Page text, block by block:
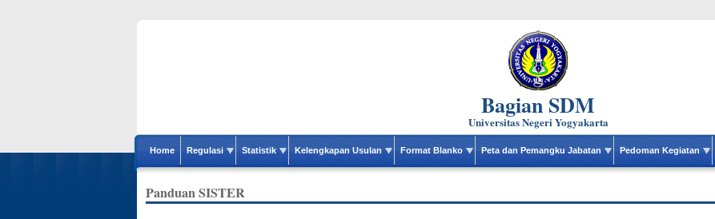
Bagian SDM
Universitas Negeri Yogyakarta
Home Regulasi Statistik Kelengkapan Usulan Format Blanko Peta dan Pemangku Jabatan Pedoman Kegiatan
Panduan SISTER